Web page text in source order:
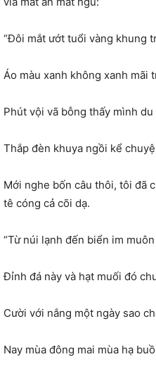
“Đôi mắt ướt tuổi vàng khung
Áo màu xanh không xanh mãi
Phút vội vã bỗng thấy mình du
Thắp đèn khuya ngồi kể
Mới nghe bốn câu thôi, tôi đã
tê cóng cả cõi dạ.
“Từ núi lạnh đến biển im
Đỉnh đá này và hạt muối đó
Cười với nắng một ngày sao
Nay mùa đông mai mùa hạ